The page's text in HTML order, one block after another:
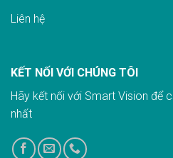
Liên hệ
KẾT NỐI VỚI CHÚNG TÔI
Hãy kết nối với Smart Vision để
nhất